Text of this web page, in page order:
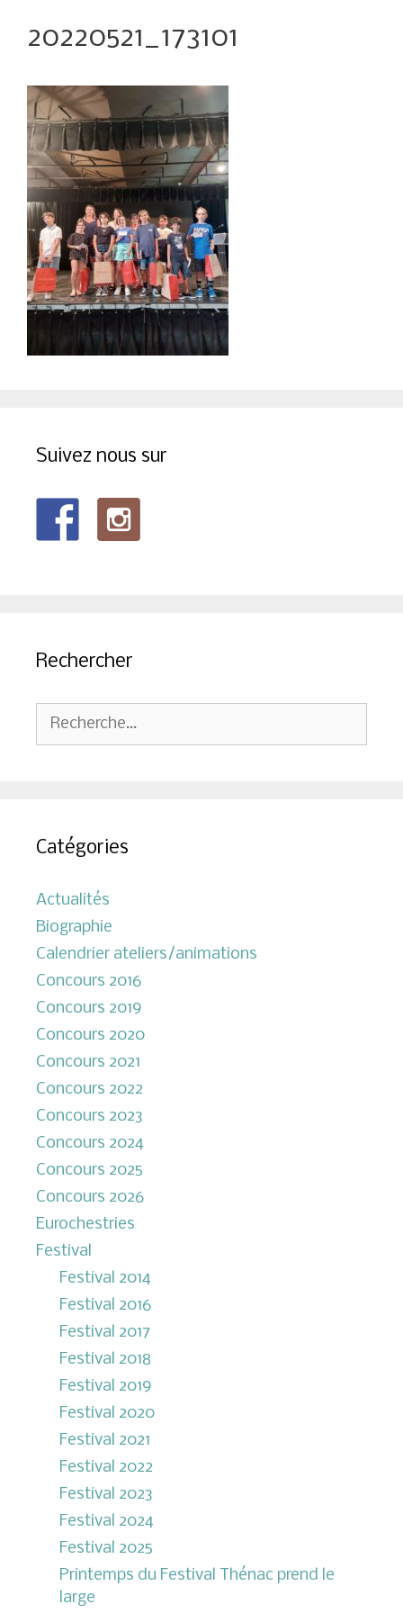
20220521_173101
Suivez nous sur
Rechercher
Rechercher :
Catégories
Actualités
Biographie
Calendrier ateliers/animations
Concours 2016
Concours 2019
Concours 2020
Concours 2021
Concours 2022
Concours 2023
Concours 2024
Concours 2025
Concours 2026
Eurochestries
Festival
Festival 2014
Festival 2016
Festival 2017
Festival 2018
Festival 2019
Festival 2020
Festival 2021
Festival 2022
Festival 2023
Festival 2024
Festival 2025
Printemps du Festival Thénac prend le
large